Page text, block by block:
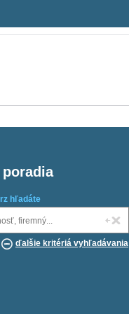
hľadáte
ďalšie kritériá vyhľadávania